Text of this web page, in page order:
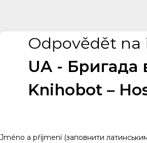
Odpovědět na
UA - Бригада
Knihobot –
Jméno a příjmení (заповнити